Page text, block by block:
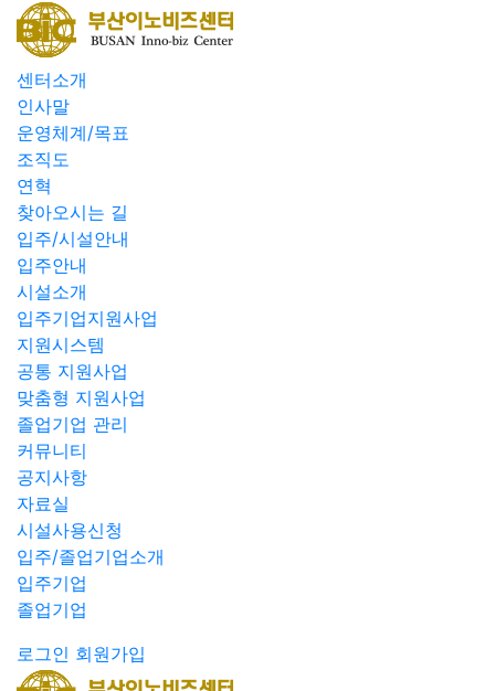
센터소개
인사말
운영체계/목표
조직도
연혁
찾아오시는 길
입주/시설안내
입주안내
시설소개
입주기업지원사업
지원시스템
공통 지원사업
맞춤형 지원사업
졸업기업 관리
커뮤니티
공지사항
자료실
시설사용신청
입주/졸업기업소개
입주기업
졸업기업
로그인 회원가입